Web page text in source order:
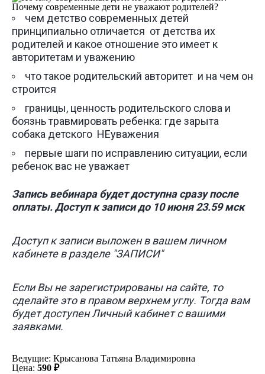
Почему современные дети не уважают родителей?
чем детство современных детей
принципиально отличается от детства их
родителей и какое отношение это имеет к
авторитетам и уважению
что такое родительский авторитет и на чем он
строится
границы, ценность родительского слова и
боязнь травмировать ребенка: где зарыта
собака детского НЕуважения
первые шаги по исправлению ситуации, если
ребенок вас не уважает
Запись вебинара будет доступна сразу после
оплаты. Доступ к записи до 10 июня 23.59 мск
Доступ к записи выложен в вашем личном
кабинете в разделе "ЗАПИСИ"
Если Вы не зарегистрированы на сайте, то
сделайте это в правом верхнем углу. Тогда вам
будет доступен Личный кабинет с вашими
заявками.
Ведущие: Крысанова Татьяна Владимировна
Цена: 590 ₽